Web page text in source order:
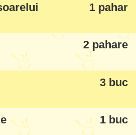
1 pahar
2 pahare
3 buc
1 buc